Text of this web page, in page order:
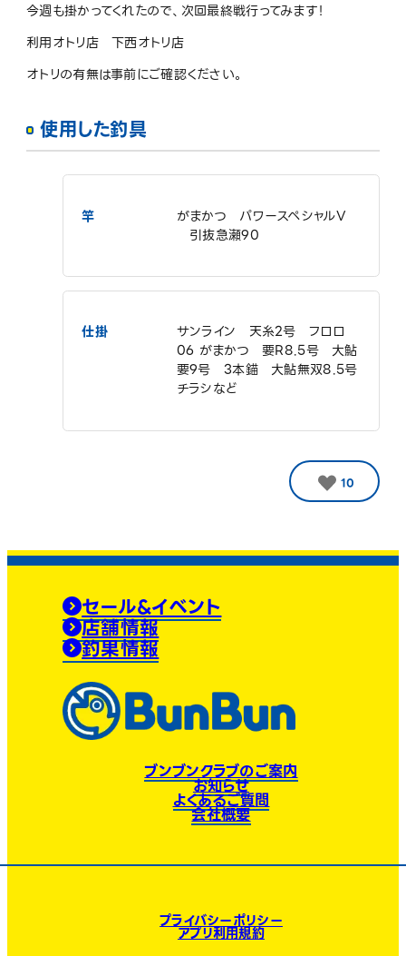
今週も掛かってくれたので、次回最終戦行ってみます！
利用オトリ店 下西オトリ店
オトリの有無は事前にご確認ください。
使用した釣具
竿
がまかつ パワースペシャルV
引抜急瀬90
仕掛
サンライン 天糸2号 フロロ
06 がまかつ 要R8.5号 大鮎
要9号 3本錨 大鮎無双8.5号
チラシなど
10
セール&イベント
店舗情報
釣果情報
ブンブンクラブのご案内
お知らせ
よくあるご質問
会社概要
プライバシーポリシー
アプリ利用規約